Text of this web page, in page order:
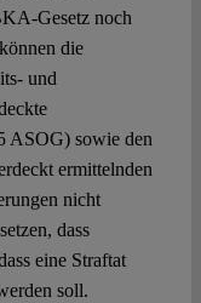
Gesetz noch
die
und
ASOG) sowie den
ermittelnden
nicht
dass
eine Straftat
soll.